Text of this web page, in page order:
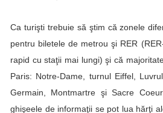
Ca turişti trebuie să ştim că zonele
pentru biletele de metrou şi RER
rapid cu staţii mai lungi) şi că
Paris: Notre-Dame, turnul Eiffel,
Germain, Montmartre şi Sacre
ghişeele de informaţii se pot lua hărţi